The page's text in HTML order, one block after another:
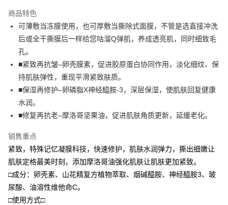
Apple Pay
街口支付
悠遊付
Google Pay
Plus PAY
大哥付你分期
【大哥付你分期使用说明】
1. 本服务由台湾大哥大提供，电信用户可立即使用无须另外申请。（限个人
月租型门号，不开放公司户及预付卡使用）
2. 付款方式选择 “大哥付你分期”，订单成立后会自动跳转到大哥付的交易流
程，验证手机门号后，选择欲分期的期数、缴款截止日，确认付款后即完成
交易。
3. 实际核准额度、可分期数及费用金额请依后续交易确认页面所载为准。
AFTEE先享后付
相关说明
一、關於 AFTEE先享後付
1. 於付款方式選擇AFTEE先享後付，將跳出AFTEE先享後付手機驗證視
窗。
2. 進行簡訊驗證之後，即可完成結帳手續。
货到付款
商品特色
可薄敷当冻膜使用，也可厚敷当撕除式面膜，不管是选直接冲洗
后或全干撕膜后一样给您咕溜Q弹肌，养成透亮肌，同时细致毛
孔。
■紧致再抗皱–卵壳膜素，促进胶原蛋白协同作用，淡化细纹、保
持肌肤弹性，重现平滑紧致肤质。
■保湿再修护–卵磷脂X神经醯胺-3，深层保湿，使肌肤回复健康
水润。
■修复再抗老–摩洛哥坚果油，促进肌肤角质更新，延缓老化。
销售重点
紧致，特殊记忆凝膜科技，快速修护，肌肤水润弹力，撕出细嫩让
肌肤定格最美时刻，添加摩洛哥油强化肌肤让肌肤更加紧致。
□成分：卵壳素、山花精复方植物萃取、烟碱醯胺、神经醯胺3、玻
尿酸、油溶性维他命C。
□使用方式□